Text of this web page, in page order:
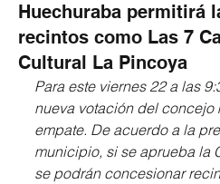
Huechuraba permitirá
recintos como Las 7
Cultural La Pincoya
Para este viernes 22 a las
nueva votación del
empate. De acuerdo a la
municipio, si se aprueba la
se podrán concesionar